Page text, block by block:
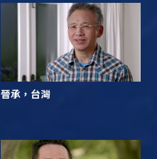
晉承，台灣